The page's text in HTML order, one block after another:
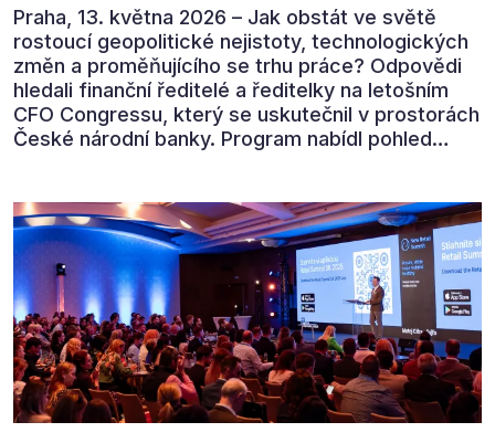
Praha, 13. května 2026 – Jak obstát ve světě
rostoucí geopolitické nejistoty, technologických
změn a proměňujícího se trhu práce? Odpovědi
hledali finanční ředitelé a ředitelky na letošním
CFO Congressu, který se uskutečnil v prostorách
České národní banky. Program nabídl pohled
automatizaci, leadership i budoucnost role CFO.